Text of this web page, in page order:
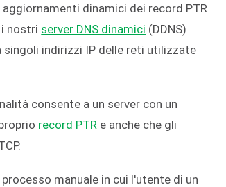
dinamici dei record PTR
nostri server DNS dinamici (DDNS)
indirizzi IP delle reti utilizzate
consente a un server con un
record PTR e anche che gli
manuale in cui l'utente di un